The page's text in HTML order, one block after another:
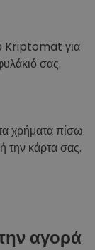
Kriptomat για
σας.
χρήματα πίσω
την κάρτα σας.
αγορά